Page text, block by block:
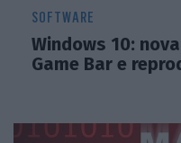
SOFTWARE
Windows 10:
Game Bar e